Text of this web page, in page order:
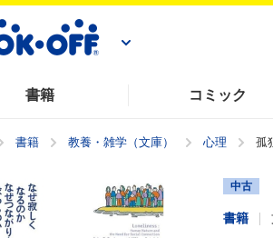
書籍 コミック
書籍 教養・雑学（文庫） 心理 孤
中古
書籍